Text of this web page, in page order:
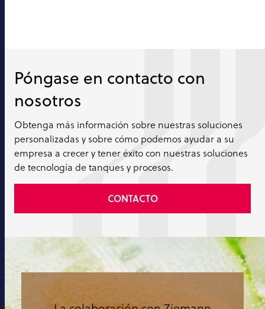
Póngase en contacto con
nosotros
Obtenga más información sobre nuestras soluciones
personalizadas y sobre cómo podemos ayudar a su
empresa a crecer y tener éxito con nuestras soluciones
de tecnología de tanques y procesos.
CONTACTO